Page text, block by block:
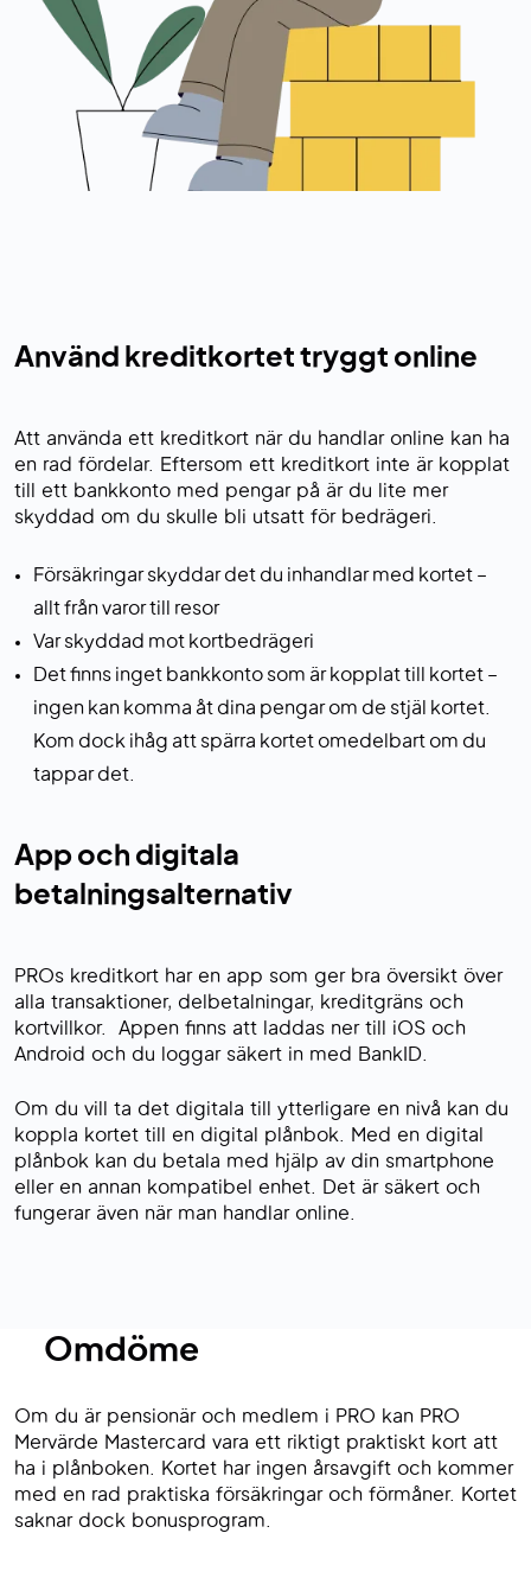
Använd kreditkortet tryggt online
Att använda ett kreditkort när du handlar online kan ha
en rad fördelar. Eftersom ett kreditkort inte är kopplat
till ett bankkonto med pengar på är du lite mer
skyddad om du skulle bli utsatt för bedrägeri.
Försäkringar skyddar det du inhandlar med kortet –
allt från varor till resor
Var skyddad mot kortbedrägeri
Det finns inget bankkonto som är kopplat till kortet –
ingen kan komma åt dina pengar om de stjäl kortet.
Kom dock ihåg att spärra kortet omedelbart om du
tappar det.
App och digitala
betalningsalternativ
PROs kreditkort har en app som ger bra översikt över
alla transaktioner, delbetalningar, kreditgräns och
kortvillkor. Appen finns att laddas ner till iOS och
Android och du loggar säkert in med BankID.
Om du vill ta det digitala till ytterligare en nivå kan du
koppla kortet till en digital plånbok. Med en digital
plånbok kan du betala med hjälp av din smartphone
eller en annan kompatibel enhet. Det är säkert och
fungerar även när man handlar online.
Omdöme
Om du är pensionär och medlem i PRO kan PRO
Mervärde Mastercard vara ett riktigt praktiskt kort att
ha i plånboken. Kortet har ingen årsavgift och kommer
med en rad praktiska försäkringar och förmåner. Kortet
saknar dock bonusprogram.